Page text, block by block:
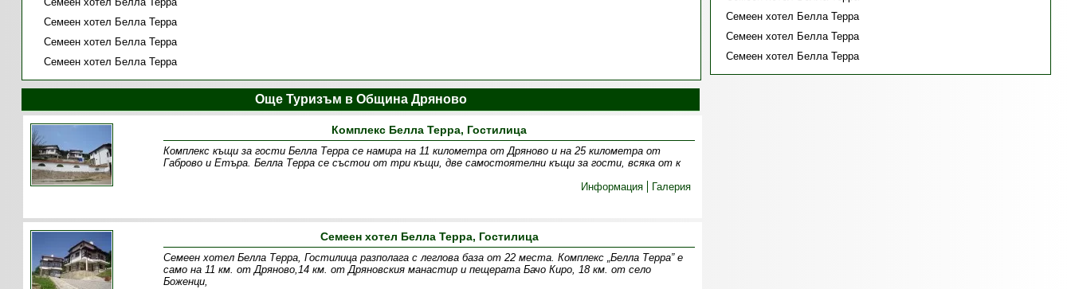
Семеен хотел Белла Терра
Семеен хотел Белла Терра
Семеен хотел Белла Терра
Семеен хотел Белла Терра
Семеен хотел Белла Терра
Семеен хотел Белла Терра
Още Туризъм в Община Дряново
Комплекс Белла Терра, Гостилица
Комплекс къщи за гости Белла Терра се намира на 11 километра от Дряново и на 25 километра от
Габрово и Етъра. Белла Терра се състои от три къщи, две самостоятелни къщи за гости, всяка от к
Информация
Галерия
Семеен хотел Белла Терра, Гостилица
Семеен хотел Белла Терра, Гостилица разполага с леглова база от 22 места. Комплекс „Белла Терра” е
само на 11 км. от Дряново,14 км. от Дряновския манастир и пещерата Бачо Киро, 18 км. от село
Боженци,